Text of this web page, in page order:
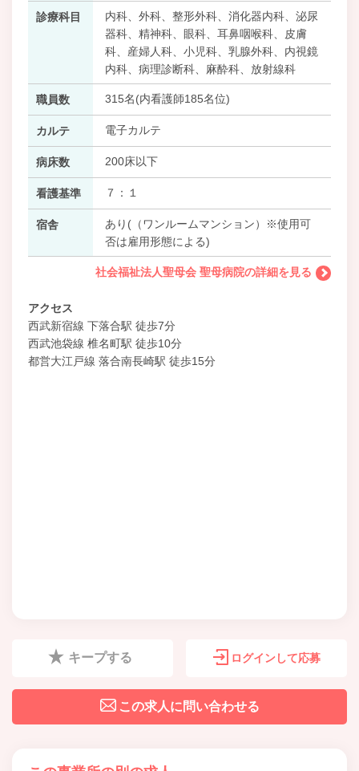
診療科目
内科、外科、整形外科、消化器内科、泌尿
器科、精神科、眼科、耳鼻咽喉科、皮膚
科、産婦人科、小児科、乳腺外科、内視鏡
内科、病理診断科、麻酔科、放射線科
職員数 315名(内看護師185名位)
カルテ 電子カルテ
病床数 200床以下
看護基準 ７：１
宿舎
あり(（ワンルームマンション）※使用可
否は雇用形態による)
社会福祉法人聖母会 聖母病院の詳細を見る
アクセス
西武新宿線 下落合駅 徒歩7分
西武池袋線 椎名町駅 徒歩10分
都営大江戸線 落合南長崎駅 徒歩15分
キープする ログインして応募
この求人に問い合わせる